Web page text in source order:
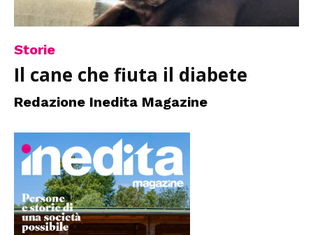
Storie
Il cane che fiuta il diabete
Redazione Inedita Magazine